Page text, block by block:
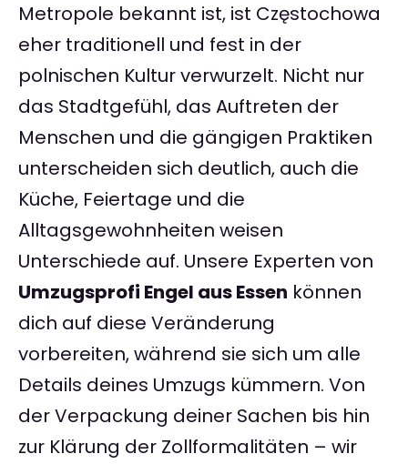
Metropole bekannt ist, ist Częstochowa
eher traditionell und fest in der
polnischen Kultur verwurzelt. Nicht nur
das Stadtgefühl, das Auftreten der
Menschen und die gängigen Praktiken
unterscheiden sich deutlich, auch die
Küche, Feiertage und die
Alltagsgewohnheiten weisen
Unterschiede auf. Unsere Experten von
Umzugsprofi Engel aus Essen können
dich auf diese Veränderung
vorbereiten, während sie sich um alle
Details deines Umzugs kümmern. Von
der Verpackung deiner Sachen bis hin
zur Klärung der Zollformalitäten – wir